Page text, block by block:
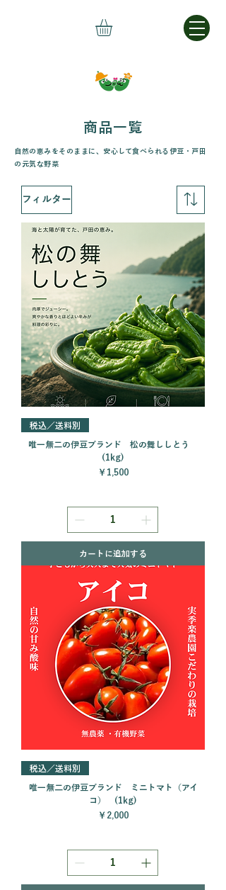
商品一覧
自然の恵みをそのままに、安心して食べられる伊豆・戸田
の元気な野菜
フィルター
税込／送料別
唯一無二の伊豆ブランド 松の舞ししとう
(1kg)
価格
￥1,500
カートに追加する
税込／送料別
唯一無二の伊豆ブランド ミニトマト（アイ
コ） (1kg)
価格
￥2,000